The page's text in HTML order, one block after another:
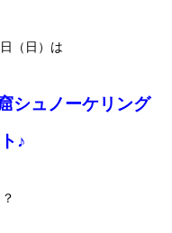
（日）は
シュノーケリング
♪